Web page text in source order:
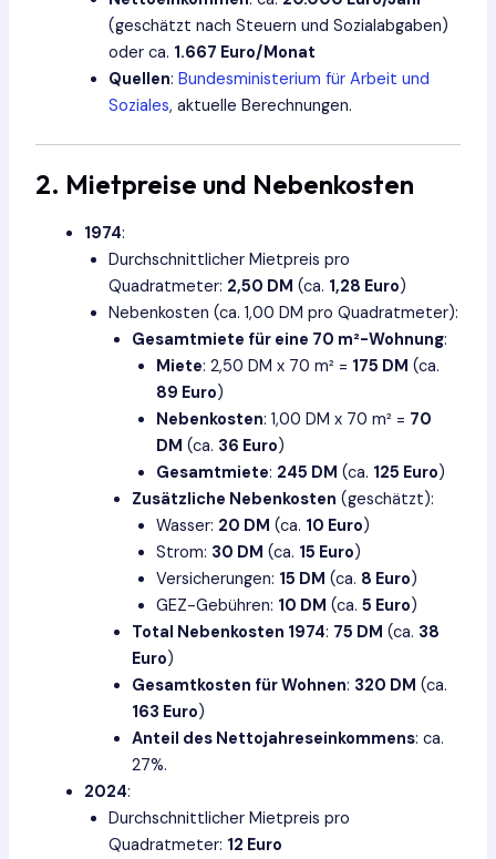
(geschätzt nach Steuern und Sozialabgaben)
oder ca. 1.667 Euro/Monat
Quellen: Bundesministerium für Arbeit und
Soziales, aktuelle Berechnungen.
2. Mietpreise und Nebenkosten
1974:
Durchschnittlicher Mietpreis pro
Quadratmeter: 2,50 DM (ca. 1,28 Euro)
Nebenkosten (ca. 1,00 DM pro Quadratmeter):
Gesamtmiete für eine 70 m²-Wohnung:
Miete: 2,50 DM x 70 m² = 175 DM (ca.
89 Euro)
Nebenkosten: 1,00 DM x 70 m² = 70
DM (ca. 36 Euro)
Gesamtmiete: 245 DM (ca. 125 Euro)
Zusätzliche Nebenkosten (geschätzt):
Wasser: 20 DM (ca. 10 Euro)
Strom: 30 DM (ca. 15 Euro)
Versicherungen: 15 DM (ca. 8 Euro)
GEZ-Gebühren: 10 DM (ca.5 Euro)
Total Nebenkosten 1974: 75 DM (ca. 38
Euro)
Gesamtkosten für Wohnen: 320 DM (ca.
163 Euro)
Anteil des Nettojahreseinkommens: ca.
27%.
2024:
Durchschnittlicher Mietpreis pro
Quadratmeter: 12 Euro